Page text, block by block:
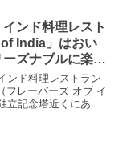
インド料理レスト
India」はおい
ズナブルに楽し
ンド料理レストラン
フレーバーズ オブ イ
立記念塔近くにある